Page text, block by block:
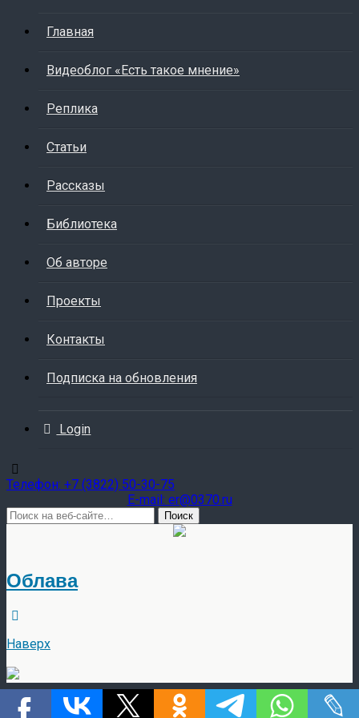
Главная
Видеоблог «Есть такое мнение»
Реплика
Статьи
Рассказы
Библиотека
Об авторе
Проекты
Контакты
Подписка на обновления
Login
Teлефон: +7 (3822) 50-30-75
E-mail: er@0370.ru
Облава
Наверх